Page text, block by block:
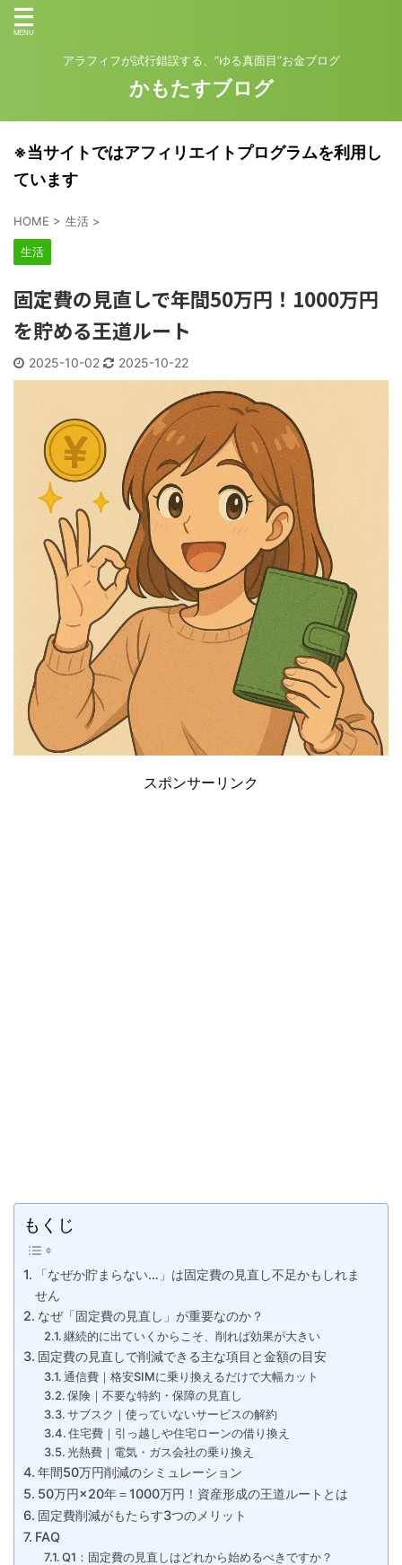
アラフィフが試行錯誤する、“ゆる真面目”お金ブログ
かもたすブログ
※当サイトではアフィリエイトプログラムを利用し
ています
HOME > 生活 >
生活
固定費の見直しで年間50万円！1000万円
を貯める王道ルート
2025-10-02 2025-10-22
スポンサーリンク
もくじ
「なぜか貯まらない…」は固定費の見直し不足かもしれま
せん
なぜ「固定費の見直し」が重要なのか？
継続的に出ていくからこそ、削れば効果が大きい
固定費の見直しで削減できる主な項目と金額の目安
通信費｜格安SIMに乗り換えるだけで大幅カット
保険｜不要な特約・保障の見直し
サブスク｜使っていないサービスの解約
住宅費｜引っ越しや住宅ローンの借り換え
光熱費｜電気・ガス会社の乗り換え
年間50万円削減のシミュレーション
50万円×20年＝1000万円！資産形成の王道ルートとは
固定費削減がもたらす3つのメリット
FAQ
Q1：固定費の見直しはどれから始めるべきですか？